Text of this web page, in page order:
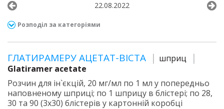
22.08.2022
Розподіл за категоріями
ГЛАТИРАМЕРУ АЦЕТАТ-ВІСТА
шприц
Glatiramer acetate
Розчин для ін`єкцій, 20 мг/мл по 1 мл у попередньо
наповненому шприці; по 1 шприцу в блістері; по 28,
30 та 90 (3х30) блістерів у картонній коробці